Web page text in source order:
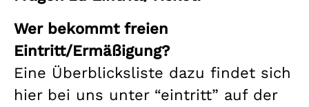
Wer bekommt freien
Eintritt/Ermäßigung?
Eine Überblicksliste dazu findet sich
hier bei uns unter “eintritt” auf der